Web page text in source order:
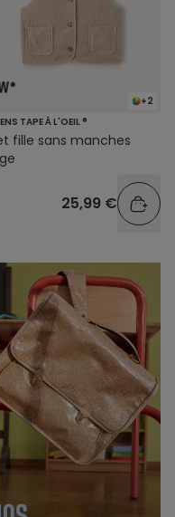
+2
TAPE À L'OEIL ®
fille sans manches
25,99 €